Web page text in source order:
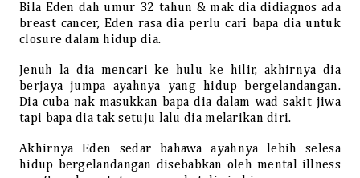
Bila Eden dah umur 32 tahun & mak dia didiagnos ada
breast cancer, Eden rasa dia perlu cari bapa dia untuk
closure dalam hidup dia.
Jenuh la dia mencari ke hulu ke hilir, akhirnya dia
berjaya jumpa ayahnya yang hidup bergelandangan.
Dia cuba nak masukkan bapa dia dalam wad sakit jiwa
tapi bapa dia tak setuju lalu dia melarikan diri.
Akhirnya Eden sedar bahawa ayahnya lebih selesa
hidup bergelandangan disebabkan oleh mental illness